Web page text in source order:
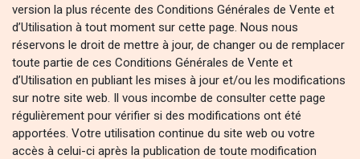
version la plus récente des Conditions Générales de Vente et
d’Utilisation à tout moment sur cette page. Nous nous
réservons le droit de mettre à jour, de changer ou de remplacer
toute partie de ces Conditions Générales de Vente et
d’Utilisation en publiant les mises à jour et/ou les modifications
sur notre site web. Il vous incombe de consulter cette page
régulièrement pour vérifier si des modifications ont été
apportées. Votre utilisation continue du site web ou votre
accès à celui-ci après la publication de toute modification